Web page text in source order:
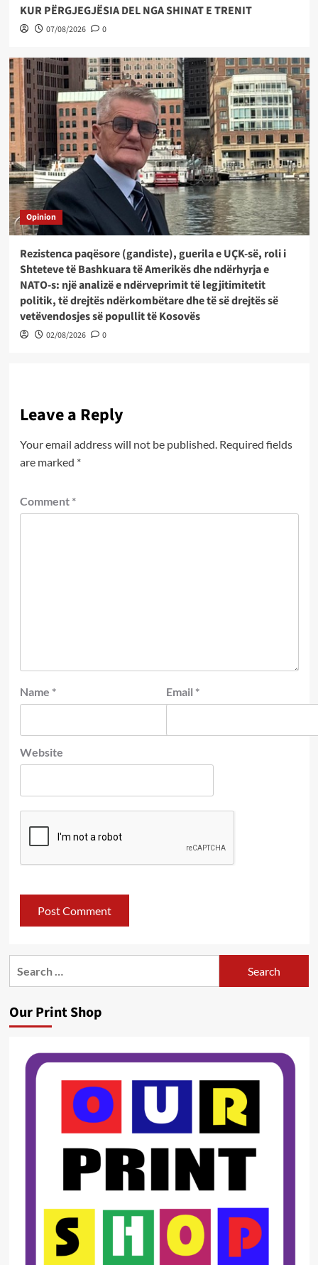
KUR PËRGJEGJËSIA DEL NGA SHINAT E TRENIT
07/08/2026 0
Opinion
Rezistenca paqësore (gandiste), guerila e UÇK-së, roli i
Shteteve të Bashkuara të Amerikës dhe ndërhyrja e
NATO-s: një analizë e ndërveprimit të legjitimitetit
politik, të drejtës ndërkombëtare dhe të së drejtës së
vetëvendosjes së popullit të Kosovës
02/08/2026 0
Leave a Reply
Your email address will not be published. Required fields
are marked *
Comment *
Name * Email *
Website
Our Print Shop